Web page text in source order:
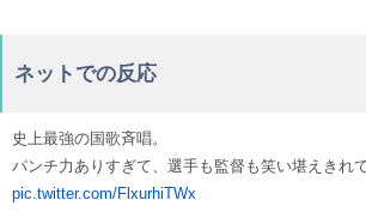
ネットでの反応
史上最強の国歌斉唱。
パンチ力ありすぎて、選手も監督も笑い堪えきれ
pic.twitter.com/FlxurhiTWx